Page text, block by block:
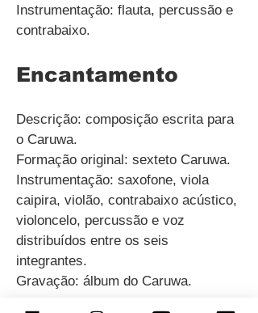
Instrumentação: flauta, percussão e
contrabaixo.
Encantamento
Descrição: composição escrita para
o Caruwa.
Formação original: sexteto Caruwa.
Instrumentação: saxofone, viola
caipira, violão, contrabaixo acústico,
violoncelo, percussão e voz
distribuídos entre os seis
integrantes.
Gravação: álbum do Caruwa.